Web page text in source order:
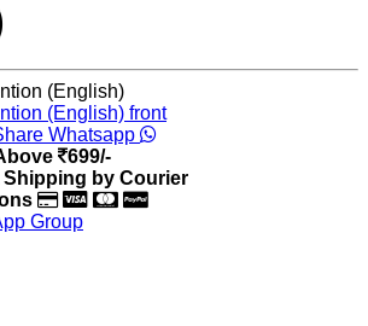
Whatsapp
699/-
by Courier
Group